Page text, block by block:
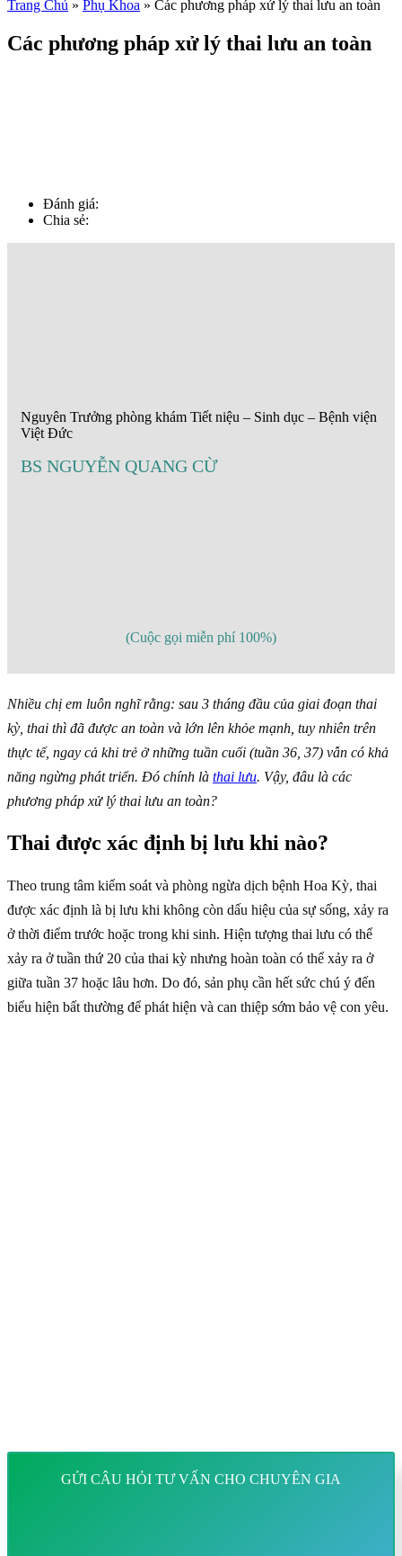
Trang Chủ » Phụ Khoa » Các phương pháp xử lý thai lưu an toàn
Các phương pháp xử lý thai lưu an toàn
Đánh giá:
Chia sẻ:
Nguyên Trưởng phòng khám Tiết niệu – Sinh dục – Bệnh viện
Việt Đức
BS NGUYỄN QUANG CỪ
(Cuộc gọi miễn phí 100%)
Nhiều chị em luôn nghĩ rằng: sau 3 tháng đầu của giai đoạn thai
kỳ, thai thì đã được an toàn và lớn lên khỏe mạnh, tuy nhiên trên
thực tế, ngay cả khi trẻ ở những tuần cuối (tuần 36, 37) vẫn có khả
năng ngừng phát triển. Đó chính là thai lưu. Vậy, đâu là các
phương pháp xử lý thai lưu an toàn?
Thai được xác định bị lưu khi nào?
Theo trung tâm kiểm soát và phòng ngừa dịch bệnh Hoa Kỳ, thai
được xác định là bị lưu khi không còn dấu hiệu của sự sống, xảy ra
ở thời điểm trước hoặc trong khi sinh. Hiện tượng thai lưu có thể
xảy ra ở tuần thứ 20 của thai kỳ nhưng hoàn toàn có thể xảy ra ở
giữa tuần 37 hoặc lâu hơn. Do đó, sản phụ cần hết sức chú ý đến
biểu hiện bất thường để phát hiện và can thiệp sớm bảo vệ con yêu.
GỬI CÂU HỎI TƯ VẤN CHO CHUYÊN GIA